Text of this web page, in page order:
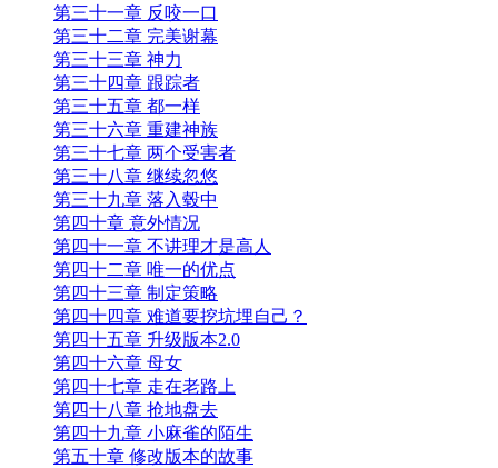
第三十一章 反咬一口
第三十二章 完美谢幕
第三十三章 神力
第三十四章 跟踪者
第三十五章 都一样
第三十六章 重建神族
第三十七章 两个受害者
第三十八章 继续忽悠
第三十九章 落入毂中
第四十章 意外情况
第四十一章 不讲理才是高人
第四十二章 唯一的优点
第四十三章 制定策略
第四十四章 难道要挖坑埋自己？
第四十五章 升级版本2.0
第四十六章 母女
第四十七章 走在老路上
第四十八章 抢地盘去
第四十九章 小麻雀的陌生
第五十章 修改版本的故事